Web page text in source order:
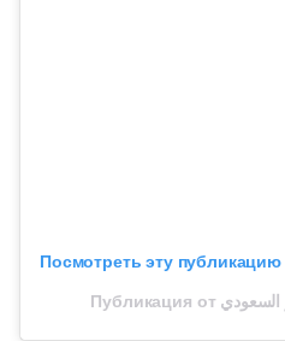
Посмотреть эту